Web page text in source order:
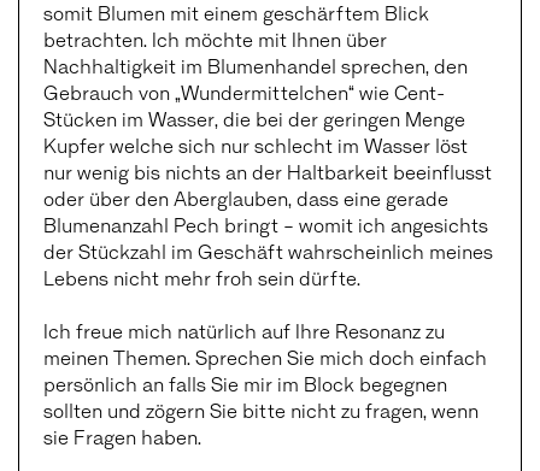
somit Blumen mit einem geschärftem Blick
betrachten. Ich möchte mit Ihnen über
Nachhaltigkeit im Blumenhandel sprechen, den
Gebrauch von „Wundermittelchen“ wie Cent-
Stücken im Wasser, die bei der geringen Menge
Kupfer welche sich nur schlecht im Wasser löst
nur wenig bis nichts an der Haltbarkeit beeinflusst
oder über den Aberglauben, dass eine gerade
Blumenanzahl Pech bringt – womit ich angesichts
der Stückzahl im Geschäft wahrscheinlich meines
Lebens nicht mehr froh sein dürfte.
Ich freue mich natürlich auf Ihre Resonanz zu
meinen Themen. Sprechen Sie mich doch einfach
persönlich an falls Sie mir im Block begegnen
sollten und zögern Sie bitte nicht zu fragen, wenn
sie Fragen haben.